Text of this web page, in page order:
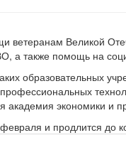
ветеранам Великой
а также помощь на
образовательных
академия экономики и
и продлится до